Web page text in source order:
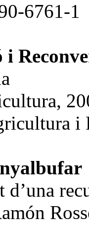
6761-1
i
i